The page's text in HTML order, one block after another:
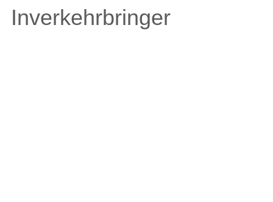
Inverkehrbringer